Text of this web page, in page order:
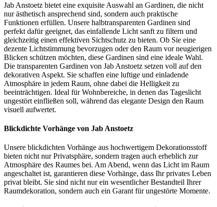
Jab Anstoetz bietet eine exquisite Auswahl an Gardinen, die nicht
nur ästhetisch ansprechend sind, sondern auch praktische
Funktionen erfüllen. Unsere halbtransparenten Gardinen sind
perfekt dafür geeignet, das einfallende Licht sanft zu filtern und
gleichzeitig einen effektiven Sichtschutz zu bieten. Ob Sie eine
dezente Lichtstimmung bevorzugen oder den Raum vor neugierigen
Blicken schützen möchten, diese Gardinen sind eine ideale Wahl.
Die transparenten Gardinen von Jab Anstoetz setzen voll auf den
dekorativen Aspekt. Sie schaffen eine luftige und einladende
Atmosphäre in jedem Raum, ohne dabei die Helligkeit zu
beeinträchtigen. Ideal für Wohnbereiche, in denen das Tageslicht
ungestört einfließen soll, während das elegante Design den Raum
visuell aufwertet.
Blickdichte Vorhänge von Jab Anstoetz
Unsere blickdichten Vorhänge aus hochwertigem Dekorationsstoff
bieten nicht nur Privatsphäre, sondern tragen auch erheblich zur
Atmosphäre des Raumes bei. Am Abend, wenn das Licht im Raum
angeschaltet ist, garantieren diese Vorhänge, dass Ihr privates Leben
privat bleibt. Sie sind nicht nur ein wesentlicher Bestandteil Ihrer
Raumdekoration, sondern auch ein Garant für ungestörte Momente.